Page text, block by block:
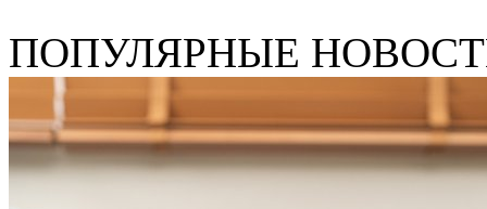
ПОПУЛЯРНЫЕ